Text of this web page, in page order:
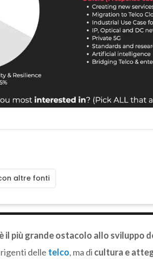
altre fonti
il più grande ostacolo allo sviluppo
delle telco, ma di cultura e